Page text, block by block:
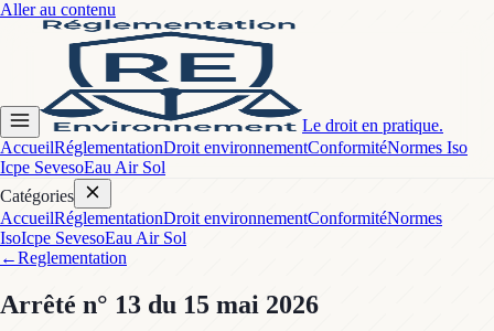
Aller au contenu
Le droit en pratique.
AccueilRéglementationDroit environnementConformitéNormes Iso
Icpe SevesoEau Air Sol
Catégories
AccueilRéglementationDroit environnementConformitéNormes
IsoIcpe SevesoEau Air Sol
←Reglementation
Arrêté n° 13 du 15 mai 2026